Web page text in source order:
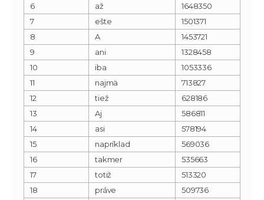
6
až
1648350
7
ešte
1501371
8
A
1453721
9
ani
1328458
10
iba
1053336
11
najmä
713827
12
tiež
628186
13
Aj
586811
14
asi
578194
15
napríklad
569036
16
takmer
535663
17
totiž
513320
18
práve
509736